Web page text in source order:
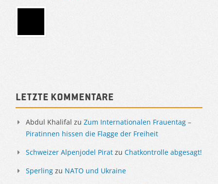
Sidebar
Letzte Kommentare
Abdul Khalifal zu Zum Internationalen Frauentag –
Piratinnen hissen die Flagge der Freiheit
Schweizer Alpenjodel Pirat zu Chatkontrolle abgesagt!
Sperling zu NATO und Ukraine